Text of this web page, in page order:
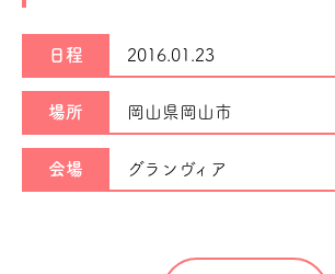
日程 2016.01.23
場所 岡山県岡山市
会場 グランヴィア